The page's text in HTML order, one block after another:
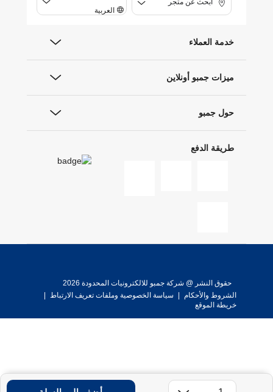
ابحث عن متجر
العربية
خدمة العملاء
ميزات جمبو أونلاين
حول جمبو
طريقة الدفع
حقوق النشر @ شركة جمبو للالكترونيات المحدودة 2026
الشروط والأحكام
سياسة الخصوصية وملفات تعريف الارتباط
خريطة الموقع